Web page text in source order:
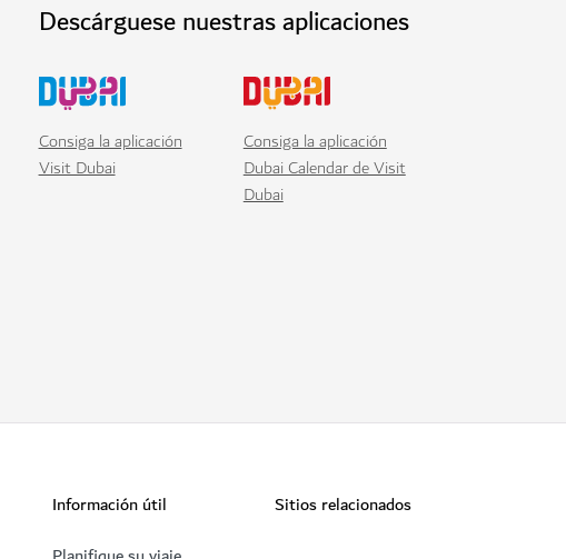
Descárguese nuestras aplicaciones
Consiga la aplicación
Visit Dubai
Consiga la aplicación
Dubai Calendar de Visit
Dubai
Información útil
Sitios relacionados